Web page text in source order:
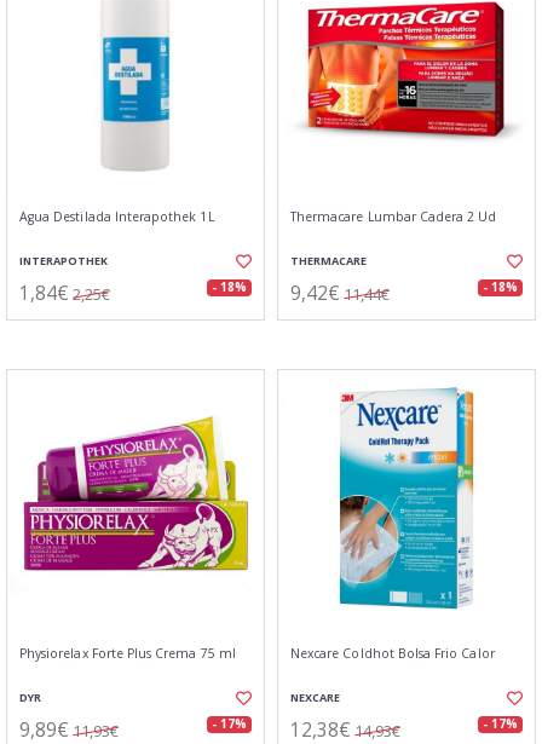
Agua Destilada Interapothek 1L
INTERAPOTHEK
1,84€ 2,25€ - 18%
Thermacare Lumbar Cadera 2 Ud
THERMACARE
9,42€ 11,44€ - 18%
Physiorelax Forte Plus Crema 75 ml
DYR
9,89€ 11,93€ - 17%
Nexcare Coldhot Bolsa Frio Calor
NEXCARE
12,38€ 14,93€ - 17%